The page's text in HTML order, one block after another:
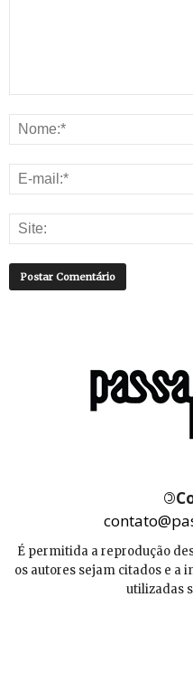
©
É permitida a reprodução
os autores sejam citados e a
utilizadas